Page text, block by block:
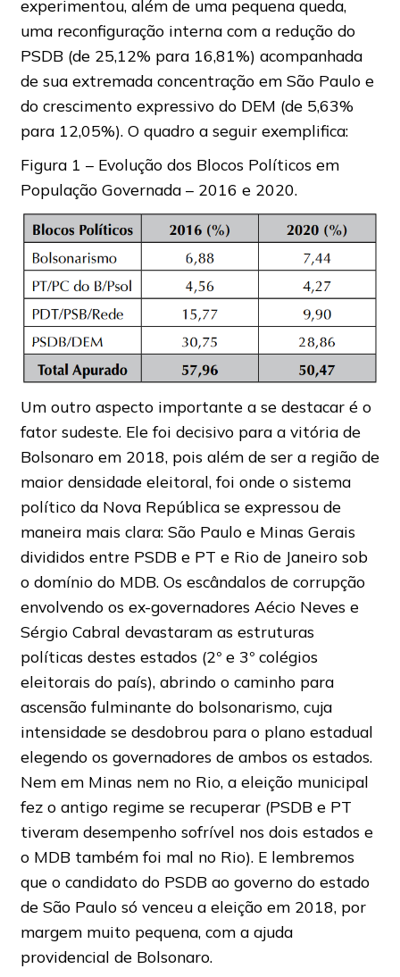
experimentou, além de uma pequena queda,
uma reconfiguração interna com a redução do
PSDB (de 25,12% para 16,81%) acompanhada
de sua extremada concentração em São Paulo e
do crescimento expressivo do DEM (de 5,63%
para 12,05%). O quadro a seguir exemplifica:
Figura 1 – Evolução dos Blocos Políticos em
População Governada – 2016 e 2020.
Um outro aspecto importante a se destacar é o
fator sudeste. Ele foi decisivo para a vitória de
Bolsonaro em 2018, pois além de ser a região de
maior densidade eleitoral, foi onde o sistema
político da Nova República se expressou de
maneira mais clara: São Paulo e Minas Gerais
divididos entre PSDB e PT e Rio de Janeiro sob
o domínio do MDB. Os escândalos de corrupção
envolvendo os ex-governadores Aécio Neves e
Sérgio Cabral devastaram as estruturas
políticas destes estados (2º e 3º colégios
eleitorais do país), abrindo o caminho para
ascensão fulminante do bolsonarismo, cuja
intensidade se desdobrou para o plano estadual
elegendo os governadores de ambos os estados.
Nem em Minas nem no Rio, a eleição municipal
fez o antigo regime se recuperar (PSDB e PT
tiveram desempenho sofrível nos dois estados e
o MDB também foi mal no Rio). E lembremos
que o candidato do PSDB ao governo do estado
de São Paulo só venceu a eleição em 2018, por
margem muito pequena, com a ajuda
providencial de Bolsonaro.